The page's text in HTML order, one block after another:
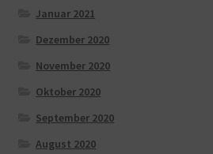
Januar 2021
Dezember 2020
November 2020
Oktober 2020
September 2020
August 2020